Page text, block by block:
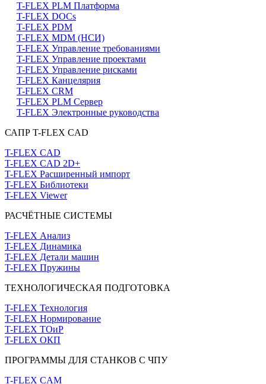
T-FLEX PLM Платформа
T-FLEX DOCs
T-FLEX PDM
T-FLEX MDM (НСИ)
T-FLEX Управление требованиями
T-FLEX Управление проектами
T-FLEX Управление рисками
T-FLEX Канцелярия
T-FLEX CRM
T-FLEX PLM Сервер
T-FLEX Электронные руководства
САПР T-FLEX CAD
T-FLEX CAD
T-FLEX CAD 2D+
T-FLEX Расширенный импорт
T-FLEX Библиотеки
T-FLEX Viewer
РАСЧЁТНЫЕ СИСТЕМЫ
T-FLEX Анализ
T-FLEX Динамика
T-FLEX Детали машин
T-FLEX Пружины
ТЕХНОЛОГИЧЕСКАЯ ПОДГОТОВКА
T-FLEX Технология
T-FLEX Нормирование
T-FLEX ТОиР
T-FLEX ОКП
ПРОГРАММЫ ДЛЯ СТАНКОВ С ЧПУ
T-FLEX CAM